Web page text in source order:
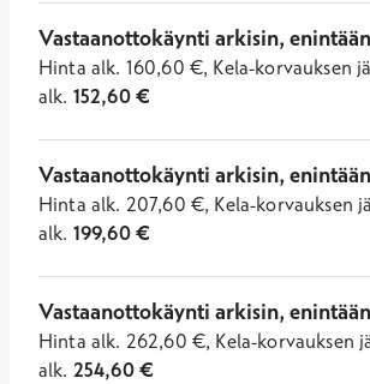
Vastaanottokäynti arkisin,
Hinta alk. 160,60 €, Kela-korvauksen
alk. 152,60€
Vastaanottokäynti arkisin,
Hinta alk. 207,60 €, Kela-korvauksen
alk. 199,60€
Vastaanottokäynti arkisin,
Hinta alk. 262,60 €, Kela-korvauksen
alk. 254,60€